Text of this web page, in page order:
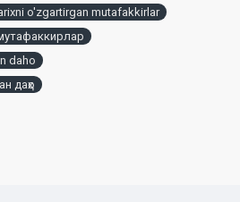
o'zgartirgan mutafakkirlar
daho
даҳо